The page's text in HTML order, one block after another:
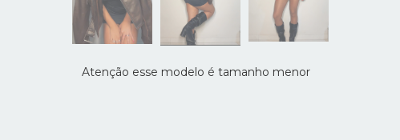
Atenção esse modelo é tamanho menor